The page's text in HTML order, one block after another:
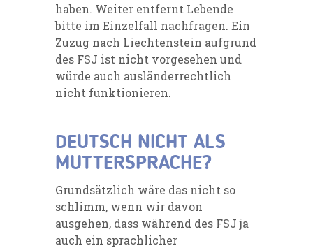
haben. Weiter entfernt Lebende
bitte im Einzelfall nachfragen. Ein
Zuzug nach Liechtenstein aufgrund
des FSJ ist nicht vorgesehen und
würde auch ausländerrechtlich
nicht funktionieren.
DEUTSCH NICHT ALS
MUTTERSPRACHE?
Grundsätzlich wäre das nicht so
schlimm, wenn wir davon
ausgehen, dass während des FSJ ja
auch ein sprachlicher